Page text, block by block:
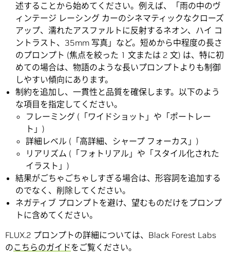
述することから始めてください。例えば、「雨の中のヴ
ィンテージ レーシング カーのシネマティックなクローズ
アップ、濡れたアスファルトに反射するネオン、ハイ コ
ントラスト、35mm 写真」など。短めから中程度の長さ
のプロンプト (焦点を絞った 1 文または 2 文) は、特に初
めての場合は、物語のような長いプロンプトよりも制御
しやすい傾向にあります。
制約を追加し、一貫性と品質を確保します。以下のよう
な項目を指定してください。
フレーミング (「ワイドショット」や「ポートレー
ト」)
詳細レベル (「高詳細、シャープ フォーカス」)
リアリズム (「フォトリアル」や「スタイル化された
イラスト」)
結果がごちゃごちゃしすぎる場合は、形容詞を追加する
のでなく、削除してください。
ネガティブ プロンプトを避け、望むものだけをプロンプ
トに含めてください。
FLUX.2 プロンプトの詳細については、Black Forest Labs
のこちらのガイドをご覧ください。